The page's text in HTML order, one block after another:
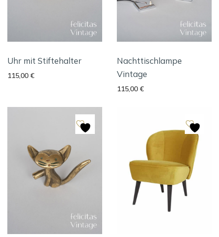
Uhr mit Stiftehalter
115,00 €
Nachttischlampe
Vintage
115,00 €